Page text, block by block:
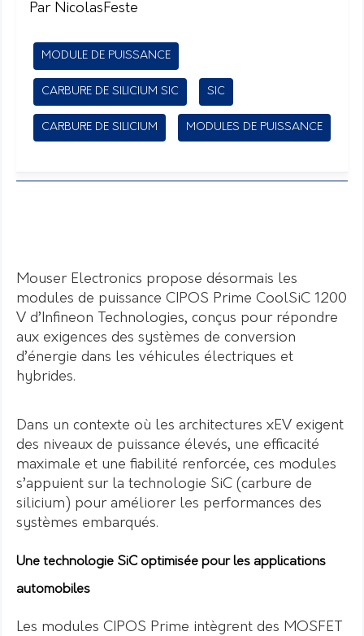
Par NicolasFeste
MODULE DE PUISSANCE
CARBURE DE SILICIUM SIC SIC
CARBURE DE SILICIUM MODULES DE PUISSANCE
Mouser Electronics propose désormais les
modules de puissance CIPOS Prime CoolSiC 1200
V d’Infineon Technologies, conçus pour répondre
aux exigences des systèmes de conversion
d’énergie dans les véhicules électriques et
hybrides.
Dans un contexte où les architectures xEV exigent
des niveaux de puissance élevés, une efficacité
maximale et une fiabilité renforcée, ces modules
s’appuient sur la technologie SiC (carbure de
silicium) pour améliorer les performances des
systèmes embarqués.
Une technologie SiC optimisée pour les applications
automobiles
Les modules CIPOS Prime intègrent des MOSFET